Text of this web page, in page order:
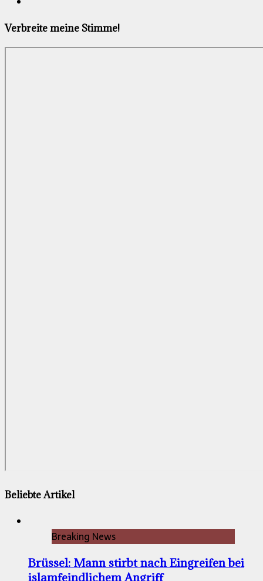
Verbreite meine Stimme!
Beliebte Artikel
Breaking News
Brüssel: Mann stirbt nach Eingreifen bei
islamfeindlichem Angriff